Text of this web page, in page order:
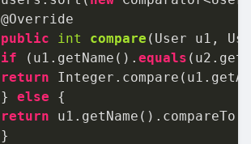
public
int compare ( User u1,
if (u1.getName(). equals
return
} else
return
}